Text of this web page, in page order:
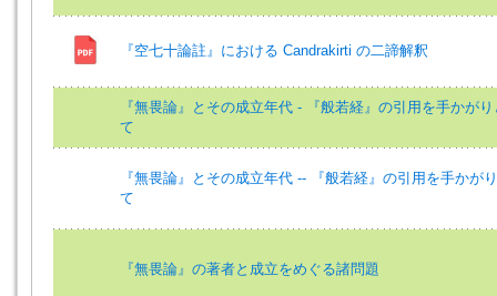
『空七十論註』における Candrakirti の二諦解釈
『無畏論』とその成立年代 - 『般若経』の引用を手かが
て
『無畏論』とその成立年代 -- 『般若経』の引用を手かが
て
『無畏論』の著者と成立をめぐる諸問題